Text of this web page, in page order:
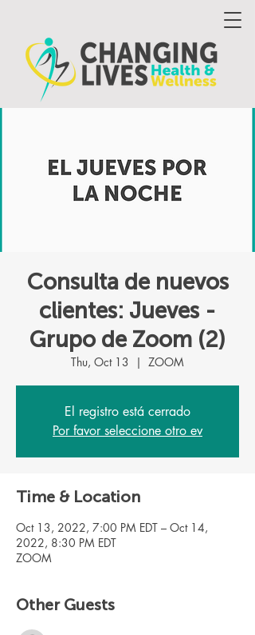
Consulta de nuevos
clientes: Jueves -
Grupo de Zoom (2)
Thu, Oct 13
  |
ZOOM
El registro está cerrado
Por favor seleccione otro ev
Time & Location
Oct 13, 2022, 7:00 PM EDT – Oct 14,
2022, 8:30 PM EDT
ZOOM
Other Guests